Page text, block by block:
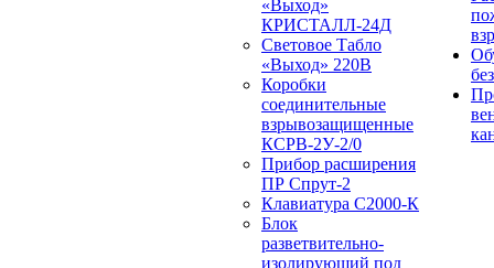
«Выход»
КРИСТАЛЛ-24Д
Световое Табло
«Выход» 220В
Коробки
соединительные
взрывозащищенные
КСРВ-2У-2/0
Прибор расширения
ПР Спрут-2
Клавиатура С2000-К
Блок
разветвительно-
изолирующий под